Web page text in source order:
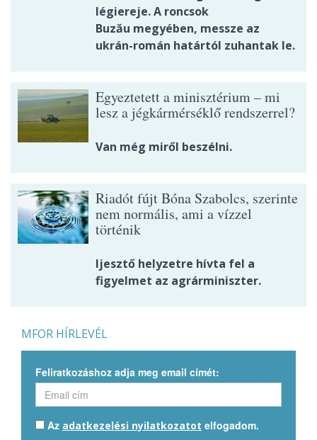
légiereje. A roncsok
Buzău megyében, messze az
ukrán-román határtól zuhantak le.
Egyeztetett a minisztérium – mi
lesz a jégkármérséklő rendszerrel?
Van még miről beszélni.
Riadót fújt Bóna Szabolcs, szerinte
nem normális, ami a vízzel
történik
Ijesztő helyzetre hívta fel a
figyelmet az agrárminiszter.
MFOR HÍRLEVÉL
Feliratkozáshoz adja meg email címét:
Az adatkezelési nyilatkozatot elfogadom.